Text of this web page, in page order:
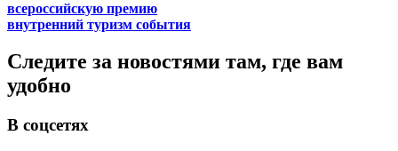
всероссийскую премию
внутренний туризм события
Следите за новостями там, где вам
удобно
В соцсетях